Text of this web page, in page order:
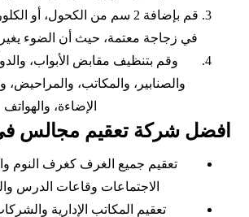
قم بإضافة 2 سم من الكحول، أو
في زجاجة معتمة، حيث أن الضوء
وقم بتنظيف مقابض الأبواب،
والصنابير، والمكاتب، والمراحيض،
الإضاءة، والهواتف
افضل شركة تعقيم مجالس
تعقيم جميع الغرف كغرف النوم
الاجتماعات وقاعات الدرس
تعقيم المكاتب الإدارية